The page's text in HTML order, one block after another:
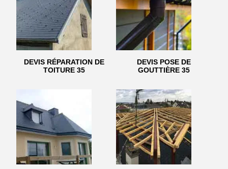
DEVIS RÉPARATION DE
TOITURE 35
DEVIS POSE DE
GOUTTIÈRE 35